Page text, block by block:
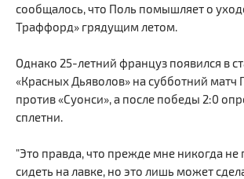
сообщалось, что Поль помышляет о
Траффорд» грядущим летом.
Однако 25-летний француз появился в
«Красных Дьяволов» на субботний
против «Суонси», а после победы 2:0
сплетни.
"Это правда, что прежде мне никогда не
сидеть на лавке, но это лишь может